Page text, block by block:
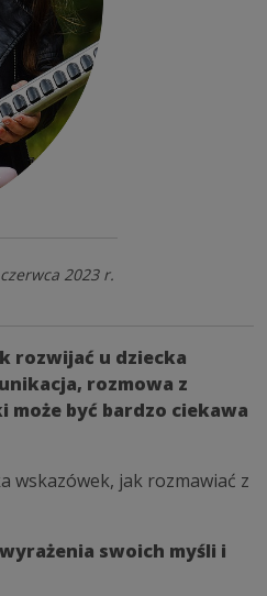
2023 r.
rozwijać u dziecka
rozmowa z
może być bardzo ciekawa
wskazówek, jak rozmawiać z
swoich myśli i